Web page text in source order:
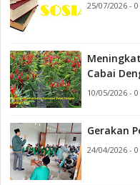
25/07/2026 -
Cabai
10/05/2026 -
Gerakan
24/04/2026 -